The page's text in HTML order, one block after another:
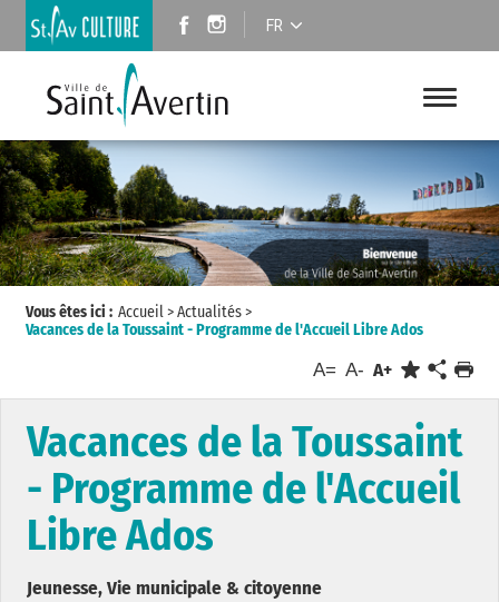
FR
Vous êtes ici : Accueil>Actualités>
Vacances de la Toussaint - Programme de l'Accueil Libre Ados
A= A- A+
Vacances de la Toussaint
- Programme de l'Accueil
Libre Ados
Jeunesse, Vie municipale & citoyenne